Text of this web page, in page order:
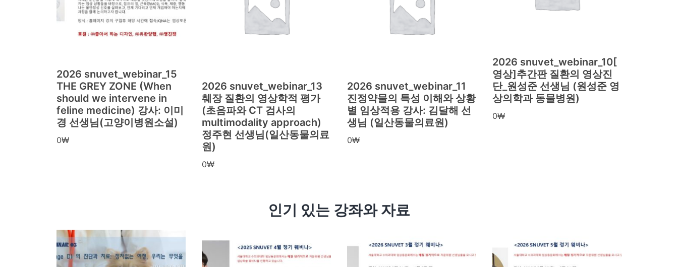
2026 snuvet_webinar_15
THE GREY ZONE (When
should we intervene in
feline medicine) 강사: 이미
경 선생님(고양이병원소설)
0₩
2026 snuvet_webinar_13
췌장 질환의 영상학적 평가
(초음파와 CT 검사의
multimodality approach)
정주현 선생님(일산동물의료
원)
0₩
2026 snuvet_webinar_11
진정약물의 특성 이해와 상황
별 임상적용 강사: 김달해 선
생님 (일산동물의료원)
0₩
2026 snuvet_webinar_10[
영상]추간판 질환의 영상진
단_원성준 선생님 (원성준 영
상의학과 동물병원)
0₩
인기 있는 강좌와 자료